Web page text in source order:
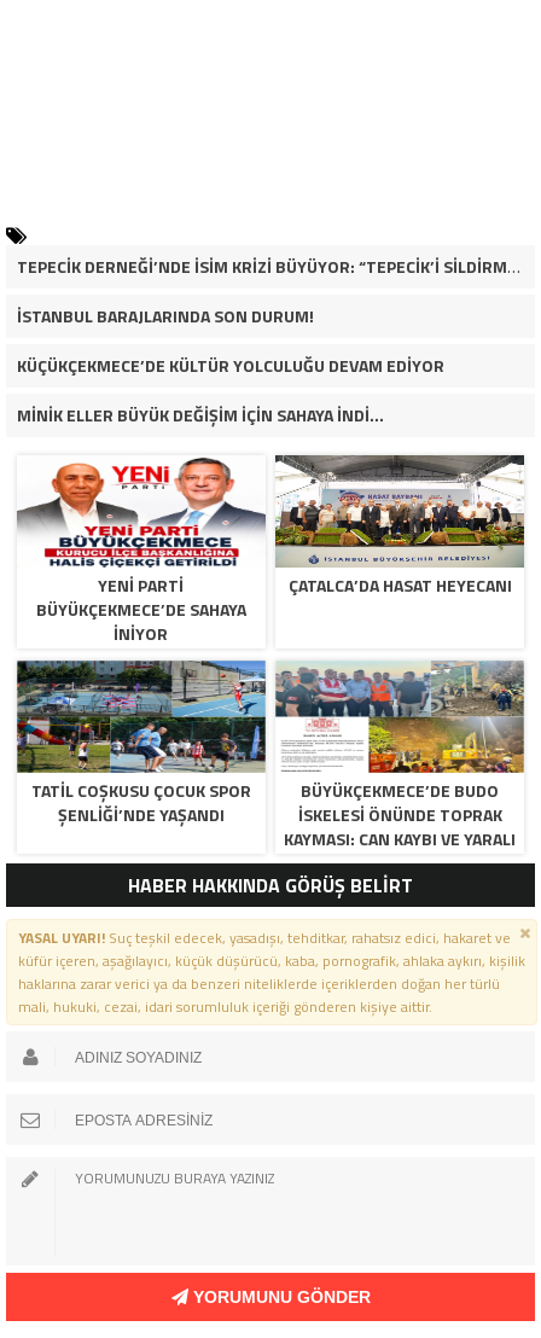
TEPECİK DERNEĞİ’NDE İSİM KRİZİ BÜYÜYOR: “TEPECİK’İ SİLDİRMEYECEĞİZ”
İSTANBUL BARAJLARINDA SON DURUM!
KÜÇÜKÇEKMECE’DE KÜLTÜR YOLCULUĞU DEVAM EDİYOR
MİNİK ELLER BÜYÜK DEĞİŞİM İÇİN SAHAYA İNDİ…
YENİ PARTİ
BÜYÜKÇEKMECE’DE SAHAYA
İNİYOR
ÇATALCA’DA HASAT HEYECANI
TATİL COŞKUSU ÇOCUK SPOR
ŞENLİĞİ’NDE YAŞANDI
BÜYÜKÇEKMECE’DE BUDO
İSKELESİ ÖNÜNDE TOPRAK
KAYMASI: CAN KAYBI VE YARALI
YOK…
HABER HAKKINDA GÖRÜŞ BELİRT
YASAL UYARI!Suç teşkil edecek, yasadışı, tehditkar, rahatsız edici, hakaret ve
küfür içeren, aşağılayıcı, küçük düşürücü, kaba, pornografik, ahlaka aykırı, kişilik
haklarına zarar verici ya da benzeri niteliklerde içeriklerden doğan her türlü
mali, hukuki, cezai, idari sorumluluk içeriği gönderen kişiye aittir.
YORUMUNU GÖNDER